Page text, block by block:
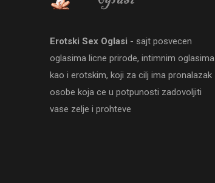
Erotski Sex Oglasi - sajt posvecen
oglasima licne prirode, intimnim oglasima
kao i erotskim, koji za cilj ima pronalazak
osobe koja ce u potpunosti zadovoljiti
vase zelje i prohteve